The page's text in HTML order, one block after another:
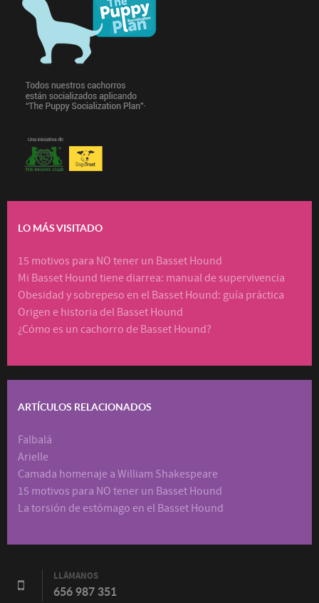
LO MÁS VISITADO
15 motivos para NO tener un Basset Hound
Mi Basset Hound tiene diarrea: manual de supervivencia
Obesidad y sobrepeso en el Basset Hound: guía práctica
Origen e historia del Basset Hound
¿Cómo es un cachorro de Basset Hound?
ARTÍCULOS RELACIONADOS
Falbalá
Arielle
Camada homenaje a William Shakespeare
15 motivos para NO tener un Basset Hound
La torsión de estómago en el Basset Hound
LLÁMANOS
656 987 351